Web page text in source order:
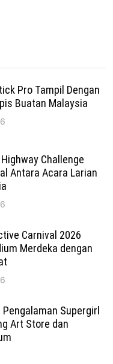
Pro Tampil Dengan
Buatan Malaysia
Challenge
Antara Acara Larian
Carnival 2026
Merdeka dengan
Supergirl
Art Store dan